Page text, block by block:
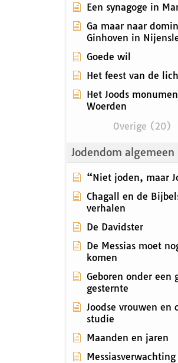
Een synagoge in
Ga maar naar
Ginhoven in
Goede wil
Het feest van de
Het Joods
Woerden
Overige (20)
Jodendom algemeen
“Niet joden, maar
Chagall en de
verhalen
De Davidster
De Messias moet
komen
Geboren onder een
gesternte
Joodse vrouwen en
studie
Maanden en jaren
Messiasverwachting